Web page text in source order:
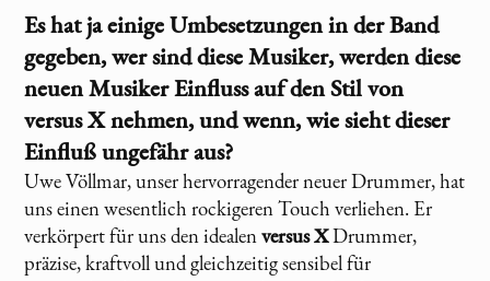
Es hat ja einige Umbesetzungen in der Band
gegeben, wer sind diese Musiker, werden diese
neuen Musiker Einfluss auf den Stil von
versus Xnehmen, und wenn, wie sieht dieser
Einfluß ungefähr aus?
Uwe Völlmar, unser hervorragender neuer Drummer, hat
uns einen wesentlich rockigeren Touch verliehen. Er
verkörpert für uns den idealenversus XDrummer,
präzise, kraftvoll und gleichzeitig sensibel für